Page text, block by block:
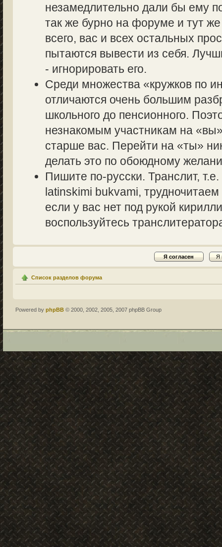
незамедлительно дали бы ему
так же бурно на форуме и тут
всего, вас и всех остальных
пытаются вывести из себя.
- игнорировать его.
Среди множества «кружков по
отличаются очень большим
школьного до пенсионного.
незнакомым участникам на
старше вас. Перейти на «ты»
делать это по обоюдному
Пишите по-русски. Транслит,
latinskimi bukvami,
если у вас нет под рукой
воспользуйтесь
Список разделов форума
Powered by phpBB © 2000, 2002, 2005, 2007 phpBB Group